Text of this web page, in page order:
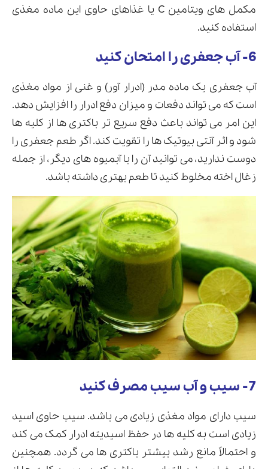
مکمل های ویتامین C یا غذاهای حاوی این ماده مغذی
استفاده کنید.
6- آب جعفری را امتحان کنید
آب جعفری یک ماده مدر (ادرار آور) و غنی از مواد مغذی
است که می تواند دفعات و میزان دفع ادرار را افزایش دهد.
این امر می تواند باعث دفع سریع تر باکتری ها از کلیه ها
شود و اثر آنتی بیوتیک ها را تقویت کند. اگر طعم جعفری را
دوست ندارید، می توانید آن را با آبمیوه های دیگر، از جمله
زغال اخته مخلوط کنید تا طعم بهتری داشته باشد.
7- سیب و آب سیب مصرف کنید
سیب دارای مواد مغذی زیادی می باشد. سیب حاوی اسید
زیادی است به کلیه ها در حفظ اسیدیته ادرار کمک می کند
و احتمالاً مانع رشد بیشتر باکتری ها می گردد. همچنین